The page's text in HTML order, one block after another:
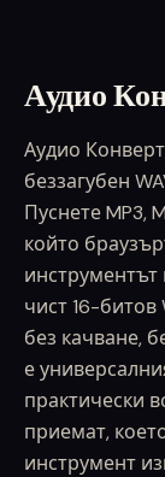
Аудио
Аудио
беззагубен
Пуснете MP3,
който
инструментът
чист 16-битов
без качване,
е
практически
приемат,
инструмент